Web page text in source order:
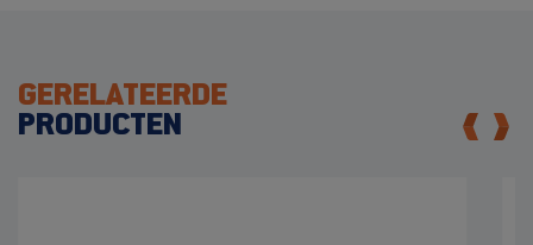
GERELATEERDE
PRODUCTEN